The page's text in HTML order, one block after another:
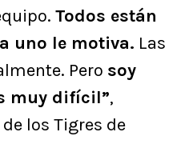
Todos están
uno le motiva. Las
Pero soy
muy difícil”,
los Tigres de